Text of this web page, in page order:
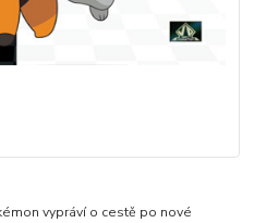
vypráví o cestě po nové